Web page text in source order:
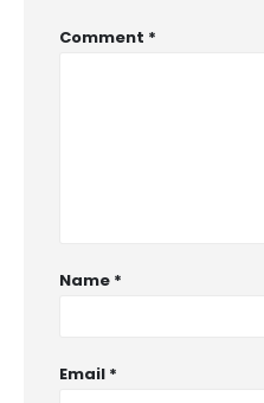
Comment *
Name *
Email *